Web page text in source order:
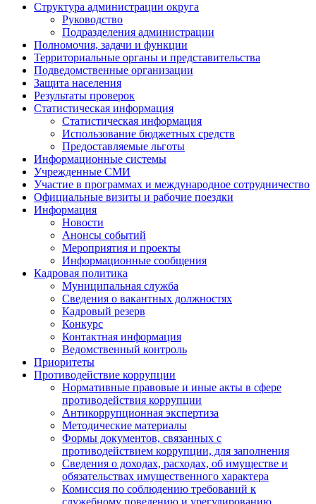
Структура администрации округа
Руководство
Подразделения администрации
Полномочия, задачи и функции
Территориальные органы и представительства
Подведомственные организации
Защита населения
Результаты проверок
Статистическая информация
Статистическая информация
Использование бюджетных средств
Предоставляемые льготы
Информационные системы
Учрежденные СМИ
Участие в программах и международное сотрудничество
Официальные визиты и рабочие поездки
Информация
Новости
Анонсы событий
Мероприятия и проекты
Информационные сообщения
Кадровая политика
Муниципальная служба
Сведения о вакантных должностях
Кадровый резерв
Конкурс
Контактная информация
Ведомственный контроль
Приоритеты
Противодействие коррупции
Нормативные правовые и иные акты в сфере
противодействия коррупции
Антикоррупционная экспертиза
Методические материалы
Формы документов, связанных с
противодействием коррупции, для заполнения
Сведения о доходах, расходах, об имуществе и
обязательствах имущественного характера
Комиссия по соблюдению требований к